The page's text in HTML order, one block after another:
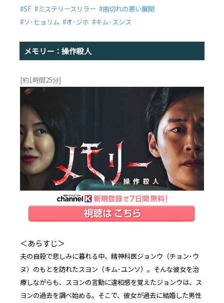
#SF #ミステリースリラー #歯切れの悪い展開
#ソ･ヒョリム #オ･ジホ #キム･スンス
メモリー：操作殺人
[約1時間25分]
＜あらすじ＞
夫の自殺で悲しみに暮れる中、精神科医ジョンウ（チョン･ウ
ヌ）のもとを訪れたスヨン（キム･ユンソ）。そんな彼女を治
療しながらも、スヨンの言動に違和感を覚えたジョンウは、ス
ヨンの過去を調べ始める。そこで、彼女が過去に結婚した男性